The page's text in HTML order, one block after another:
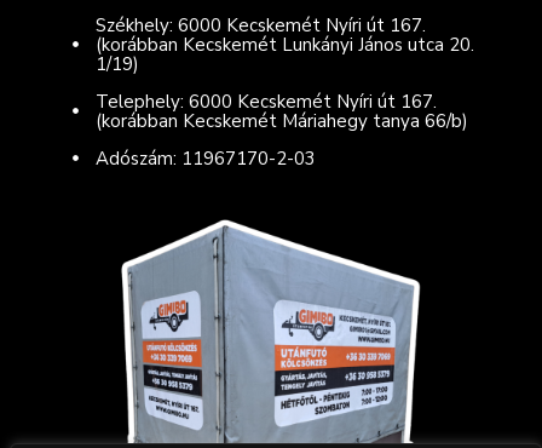
Székhely: 6000 Kecskemét Nyíri út 167.
(korábban Kecskemét Lunkányi János utca 20.
1/19)
Telephely: 6000 Kecskemét Nyíri út 167.
(korábban Kecskemét Máriahegy tanya 66/b)
Adószám: 11967170-2-03